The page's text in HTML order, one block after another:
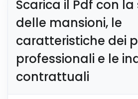
Scarica il Pdf con
delle mansioni, le
caratteristiche dei
professionali e le
contrattuali